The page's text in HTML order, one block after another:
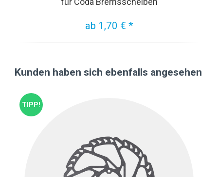
ab 1,70 € *
Kunden haben sich ebenfalls angesehen
TIPP!